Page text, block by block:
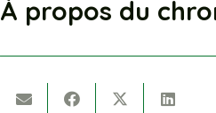
À propos du